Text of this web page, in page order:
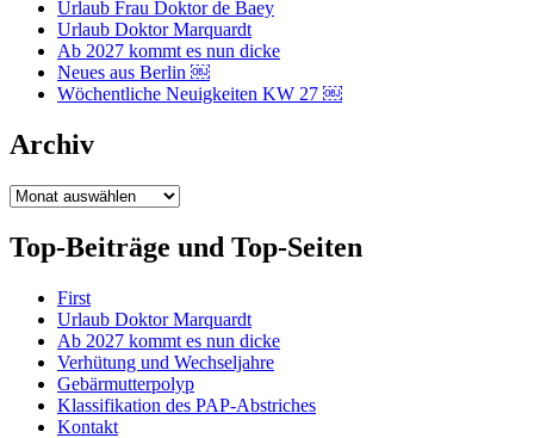
Urlaub Frau Doktor de Baey
Urlaub Doktor Marquardt
Ab 2027 kommt es nun dicke
Neues aus Berlin ￼
Wöchentliche Neuigkeiten KW 27 ￼
Archiv
Archiv
Top-Beiträge und Top-Seiten
First
Urlaub Doktor Marquardt
Ab 2027 kommt es nun dicke
Verhütung und Wechseljahre
Gebärmutterpolyp
Klassifikation des PAP-Abstriches
Kontakt